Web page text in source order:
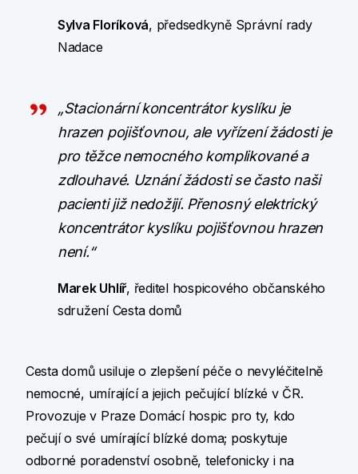
Sylva Floríková, předsedkyně Správní rady
Nadace
„Stacionární koncentrátor kyslíku je
hrazen pojišťovnou, ale vyřízení žádosti je
pro těžce nemocného komplikované a
zdlouhavé. Uznání žádosti se často naši
pacienti již nedožijí. Přenosný elektrický
koncentrátor kyslíku pojišťovnou hrazen
není.“
Marek Uhlíř, ředitel hospicového občanského
sdružení Cesta domů
Cesta domů usiluje o zlepšení péče o nevyléčitelně
nemocné, umírající a jejich pečující blízké v ČR.
Provozuje v Praze Domácí hospic pro ty, kdo
pečují o své umírající blízké doma; poskytuje
odborné poradenství osobně, telefonicky i na